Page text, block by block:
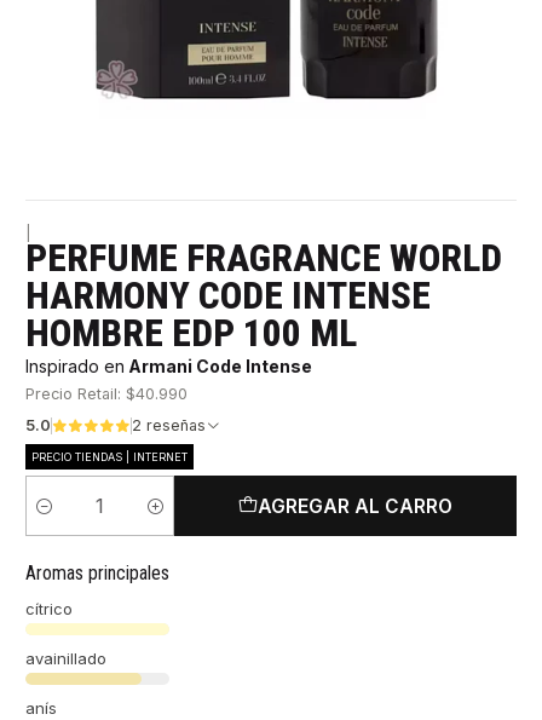
PERFUME FRAGRANCE WORLD
HARMONY CODE INTENSE
HOMBRE EDP 100 ML
Inspirado en Armani Code Intense
Precio Retail: $40.990
5.0
2 reseñas
PRECIO TIENDAS | INTERNET
Cantidad
AGREGAR AL CARRO
Aromas principales
cítrico
avainillado
anís